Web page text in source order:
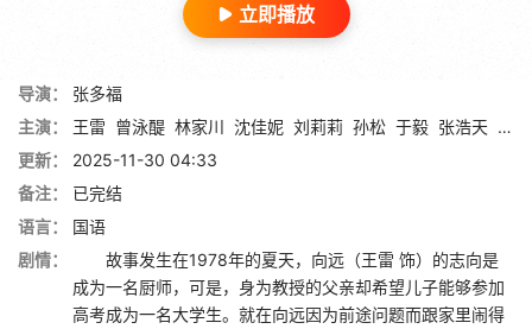
立即播放
导演：
张多福
主演：
王雷 曾泳醍 林家川 沈佳妮 刘莉莉 孙松 于毅 张浩天 林
更新：
2025-11-30 04:33
备注：
已完结
语言：
国语
剧情：
故事发生在1978年的夏天，向远（王雷 饰）的志向是
成为一名厨师，可是，身为教授的父亲却希望儿子能够参加
高考成为一名大学生。就在向远因为前途问题而跟家里闹得